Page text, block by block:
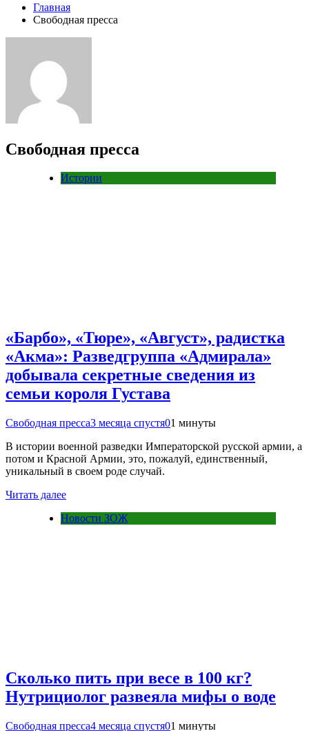
Главная
Свободная пресса
Свободная пресса
Истории
«Барбо», «Тюре», «Август», радистка
«Акма»: Разведгруппа «Адмирала»
добывала секретные сведения из
семьи короля Густава
Свободная пресса3 месяца спустя01 минуты
В истории военной разведки Императорской русской армии, а
потом и Красной Армии, это, пожалуй, единственный,
уникальный в своем роде случай.
Читать далее
Новости ЗОЖ
Сколько пить при весе в 100 кг?
Нутрициолог развеяла мифы о воде
Свободная пресса4 месяца спустя01 минуты